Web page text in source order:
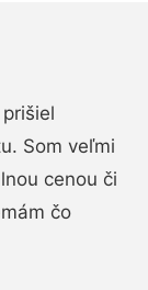
Som veľmi
cenou či
čo